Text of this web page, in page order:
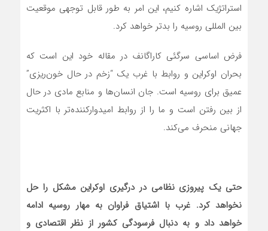
استراتژیک اشاره کنیم، این امر به طور قابل توجهی موقعیت
بین المللی روسیه را بدتر خواهد کرد.
فرض اساسی سرگئی کاراگانف در مقاله خود این است که
بحران اوکراین و روابط با غرب یک “زخم در حال خون‌ریزی”
عمیق برای روسیه است. جان انسان‌ها و منابع مادی در حال
از بین رفتن است و ما را از روابط امیدوارکننده‌تر با اکثریت
جهانی منحرف‌ می‌کند.
حتی یک پیروزی نظامی در درگیری اوکراین مشکل را حل
نخواهد کرد. غرب با اشتیاق فراوان به مهار روسیه ادامه
خواهد داد و به دنبال فرسودگی کشور از نظر اقتصادی و